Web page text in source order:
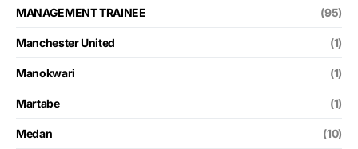
MANAGEMENT TRAINEE (95)
Manchester United (1)
Manokwari (1)
Martabe (1)
Medan (10)